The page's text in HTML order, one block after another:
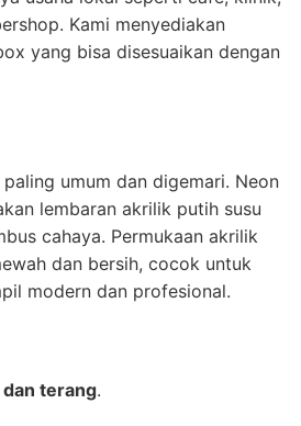
Kami menyediakan
yang bisa disesuaikan dengan
umum dan digemari. Neon
lembaran akrilik putih susu
cahaya. Permukaan akrilik
dan bersih, cocok untuk
modern dan profesional.
terang.